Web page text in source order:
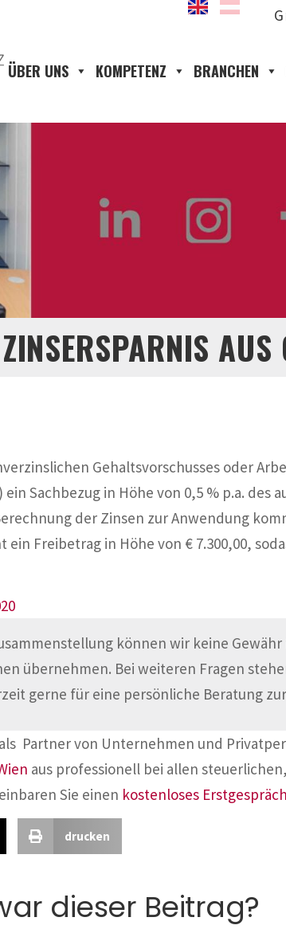
ÜBER UNS KOMPETENZ BRANCHEN
AUS
Gehaltsvorschusses oder
ein Sachbezug in Höhe von 0,5 % p.a. des
der Zinsen zur Anwendung
Freibetrag in Höhe von € 7.300,00,
können wir keine
übernehmen. Bei weiteren Fragen
gerne für eine persönliche Beratung
Partner von Unternehmen und
aus professionell bei allen
Sie einen kostenloses Erstgespräch
drucken
dieser Beitrag?